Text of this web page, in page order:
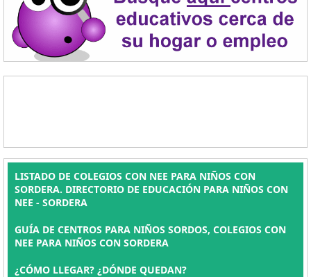
LISTADO DE COLEGIOS CON NEE PARA NIÑOS CON
SORDERA. DIRECTORIO DE EDUCACIÓN PARA NIÑOS CON
NEE - SORDERA
GUÍA DE CENTROS PARA NIÑOS SORDOS, COLEGIOS CON
NEE PARA NIÑOS CON SORDERA
¿CÓMO LLEGAR? ¿DÓNDE QUEDAN?